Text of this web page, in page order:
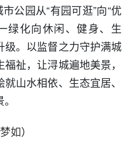
公园从“有园可逛”向“优
绿化向休闲、健身、生
级。以监督之力守护满城
祉，让浔城遍地美景，
山水相依、生态宜居、
如）